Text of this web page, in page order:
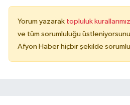
Yorum yazarak topluluk
ve tüm sorumluluğu
Afyon Haber hiçbir şekilde